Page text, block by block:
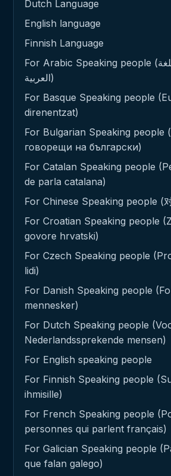
Dutch Language
English language
Finnish Language
For Arabic Speaking people (للناطقين باللغة
العربية)
For Basque Speaking people
direnentzat)
For Bulgarian Speaking people
говорещи на български)
For Catalan Speaking people
de parla catalana)
For Chinese Speaking people (
For Croatian Speaking people
govore hrvatski)
For Czech Speaking people
lidi)
For Danish Speaking people
mennesker)
For Dutch Speaking people
Nederlandssprekende mensen)
For English speaking people
For Finnish Speaking people
ihmisille)
For French Speaking people
personnes qui parlent français)
For Galician Speaking people
que falan galego)